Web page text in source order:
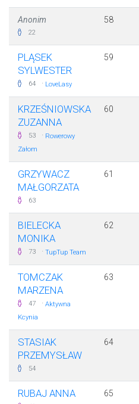
Anonim
22
58
PLĄSEK
SYLWESTER
64 · LoveLasy
59
KRZEŚNIOWSKA
ZUZANNA
53 · Rowerowy
Załom
60
GRZYWACZ
MAŁGORZATA
63
61
BIELECKA
MONIKA
73 · TupTup Team
62
TOMCZAK
MARZENA
47 · Aktywna
Kcynia
63
STASIAK
PRZEMYSŁAW
54
64
RUBAJ ANNA 65